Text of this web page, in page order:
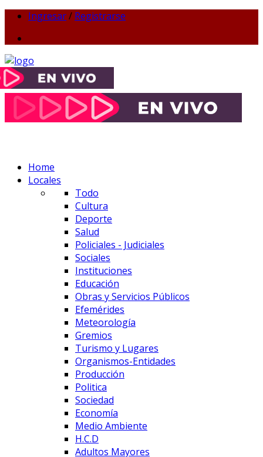
Ingresar/ Registrarse
Home
Locales
Todo
Cultura
Deporte
Salud
Policiales - Judiciales
Sociales
Instituciones
Educación
Obras y Servicios Públicos
Efemérides
Meteorología
Gremios
Turismo y Lugares
Organismos-Entidades
Producción
Politica
Sociedad
Economía
Medio Ambiente
H.C.D
Adultos Mayores